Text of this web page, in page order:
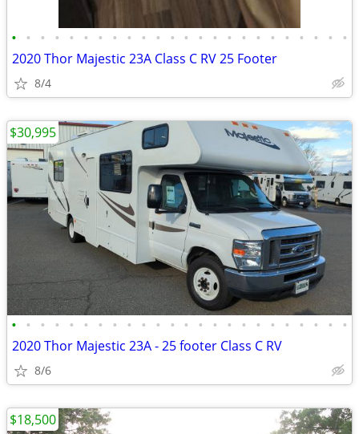
• • • • • • • • • • • • • • • • • • • • • • • •
2020 Thor Majestic 23A Class C RV 25 Footer
8/4
• • • • • • • • • • • • • • • • • • • • • • • •
2020 Thor Majestic 23A - 25 footer Class C RV
8/6
$30,995
$18,500